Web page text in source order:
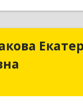
Паршакова